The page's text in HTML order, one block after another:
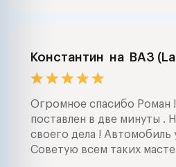
Константин на ВАЗ
Огромное спасибо Роман
поставлен в две минуты .
своего дела ! Автомобиль
Советую всем таких